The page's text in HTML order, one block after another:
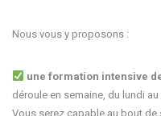
Nous vous y proposons :
une formation intensive
déroule en semaine, du lundi
Vous serez capable au bout